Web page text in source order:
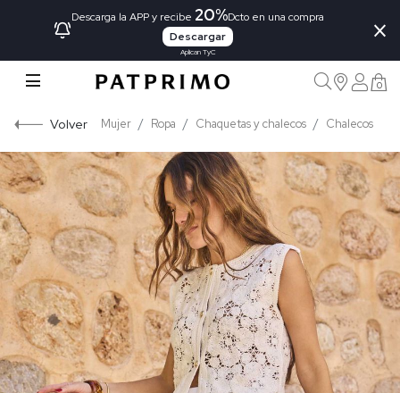
Descarga la APP y recibe 20%Dcto en una compra
Descargar
Aplican TyC
×
0
Volver Mujer Ropa Chaquetas y chalecos Chalecos